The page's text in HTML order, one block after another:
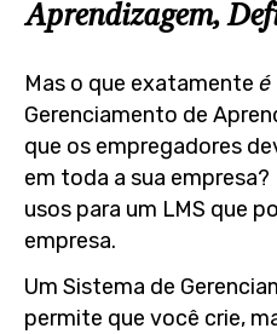
Aprendizagem,
Mas o que exatamente é
Gerenciamento de
que os empregadores
em toda a sua
usos para um LMS que
empresa.
Um Sistema de
permite que você crie,